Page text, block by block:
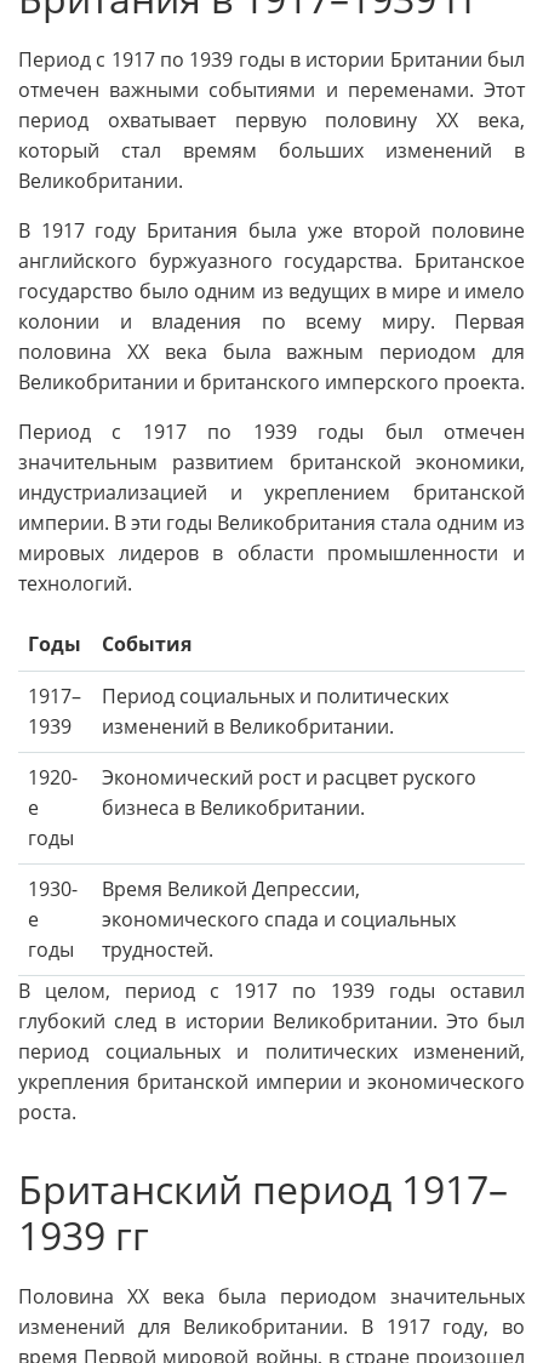
Период с 1917 по 1939 годы в истории Британии был
отмечен важными событиями и переменами. Этот
период охватывает первую половину XX века,
который стал времям больших изменений в
Великобритании.
В 1917 году Британия была уже второй половине
английского буржуазного государства. Британское
государство было одним из ведущих в мире и имело
колонии и владения по всему миру. Первая
половина XX века была важным периодом для
Великобритании и британского имперского проекта.
Период с 1917 по 1939 годы был отмечен
значительным развитием британской экономики,
индустриализацией и укреплением британской
империи. В эти годы Великобритания стала одним из
мировых лидеров в области промышленности и
технологий.
Годы
События
1917–
1939
Период социальных и политических
изменений в Великобритании.
1920-
е
годы
Экономический рост и расцвет руского
бизнеса в Великобритании.
1930-
е
годы
Время Великой Депрессии,
экономического спада и социальных
трудностей.
В целом, период с 1917 по 1939 годы оставил
глубокий след в истории Великобритании. Это был
период социальных и политических изменений,
укрепления британской империи и экономического
роста.
Британский период 1917–
1939 гг
Половина XX века была периодом значительных
изменений для Великобритании. В 1917 году, во
время Первой мировой войны, в стране произошел